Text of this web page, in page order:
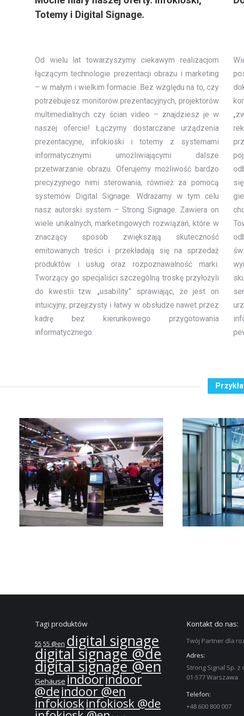
Totemy i Digital Signage.
Od wielu lat towarzyszymy ciekawym realizacjom
łączącym technologie prezentacji obrazu i marketing
– w małym i wielkim formacie. Bez względu na to, czy
potrzebujesz monitorów prezentacyjnych, projektorów
multimedialnych czy ścian video – znajdziesz je w
naszej ofercie! Łączymy dostarczane urządzenia
prezentacyjne, infokioski i totemy z systemami
informatycznymi umożliwiającymi dalsze
przetwarzanie obrazu. Oferujemy możliwość bardzo
precyzyjnego nimi sterowania, również za pomocą
systemów Digital Signage. Wdrażamy w tym celu
nasz autorski system – Strong Signage. Zawiera on
wiele unikalnych, marketingowych rozwiązań, które w
znaczący sposób zwiększają skuteczność
emitowanych treści i przekładają się na sprzedaż
produktów i usług oraz rozpoznawalność marki.
Tworzący go specjaliści szczególną troskę przyłożyli
do kwestii tzw. „usability” sprawiając, że jest on
intuicyjny, przejrzysty i łatwy w obsłudze nawet przez
kadrę bez kierunkowego przygotowania
informatycznego.
Tagi produktów
55 55 @en digital signage
digital signage @de
digital signage @en
Gehäuse indoorindoor
@deindoor @en
infokioskinfokiosk @de
Kontakt do nas:
Twój Partner dla
Adres:
Strong Signal Sp.
01-577 Warszawa
Telefon:
+48 600 800 007